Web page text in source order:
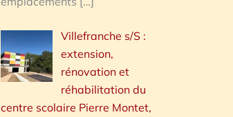
Villefranche s/S :
extension,
rénovation et
réhabilitation du
centre scolaire Pierre Montet,